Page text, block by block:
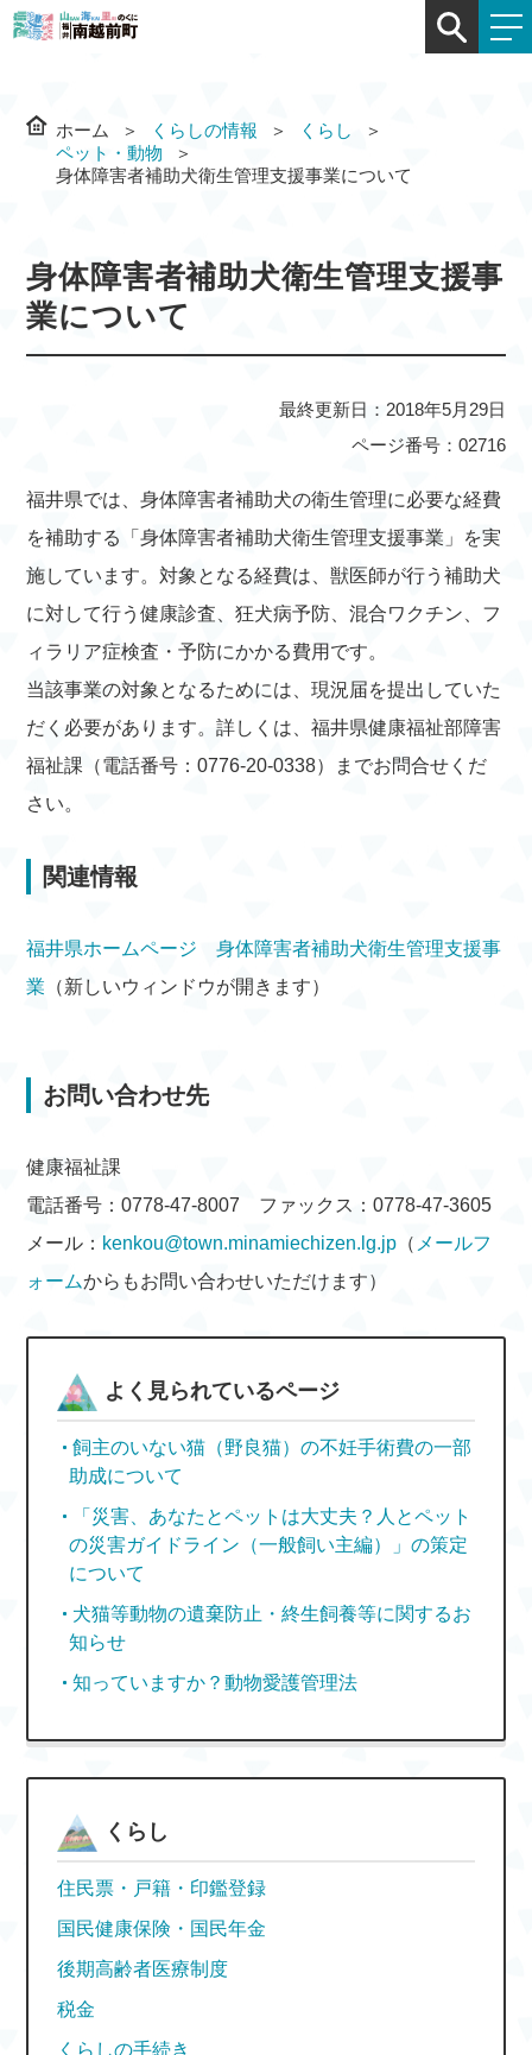
ホーム くらしの情報
くらし
ペット・動物
身体障害者補助犬衛生管理支援事業について
身体障害者補助犬衛生管理支援事
業について
最終更新日：2018年5月29日
ページ番号：02716
福井県では、身体障害者補助犬の衛生管理に必要な経費
を補助する「身体障害者補助犬衛生管理支援事業」を実
施しています。対象となる経費は、獣医師が行う補助犬
に対して行う健康診査、狂犬病予防、混合ワクチン、フ
ィラリア症検査・予防にかかる費用です。
当該事業の対象となるためには、現況届を提出していた
だく必要があります。詳しくは、福井県健康福祉部障害
福祉課（電話番号：0776-20-0338）までお問合せくだ
さい。
関連情報
福井県ホームページ 身体障害者補助犬衛生管理支援事
業 （新しいウィンドウが開きます）
お問い合わせ先
健康福祉課
電話番号：0778-47-8007 ファックス：0778-47-3605
メール： kenkou@town.minamiechizen.lg.jp （ メールフ
ォームからもお問い合わせいただけます）
よく見られているページ
飼主のいない猫（野良猫）の不妊手術費の一部
助成について
「災害、あなたとペットは大丈夫？人とペット
の災害ガイドライン（一般飼い主編）」の策定
について
犬猫等動物の遺棄防止・終生飼養等に関するお
知らせ
知っていますか？動物愛護管理法
くらし
住民票・戸籍・印鑑登録
国民健康保険・国民年金
後期高齢者医療制度
税金
くらしの手続き